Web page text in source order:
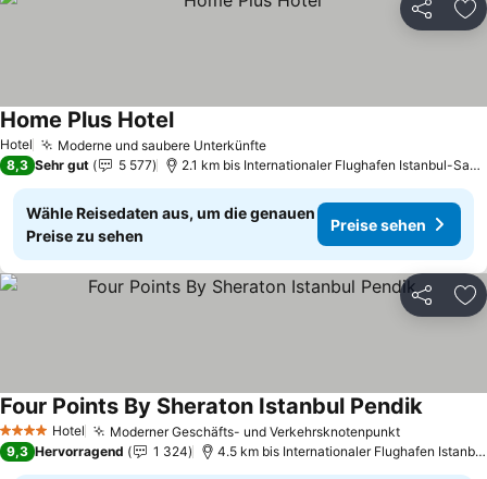
Teilen
Hotel Moderne und saubere UnterkünftePreise sehen
Home Plus HotelPreise sehen
8,3 Sehr gut 5 577 2.1 km bis Internationaler Flughafen Istanbul-
Wähle Reisedaten aus, um die genauen
Preise zu sehen
Preise sehen
Teilen
4 Sterne Hotel Moderner Geschäfts- und VerkehrsknotenpunktPreise
Four Points By Sheraton Istanbul PendikPreise
9,3 Hervorragend 1 324 4.5 km bis Internationaler Flughafen